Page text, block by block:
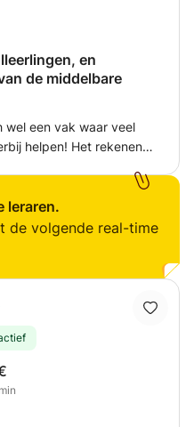
en
de middelbare
wel een vak waar veel
helpen! Het rekenen
Ik kan helpen bij
waar moeite mee is.
leraren.
de volgende real-time